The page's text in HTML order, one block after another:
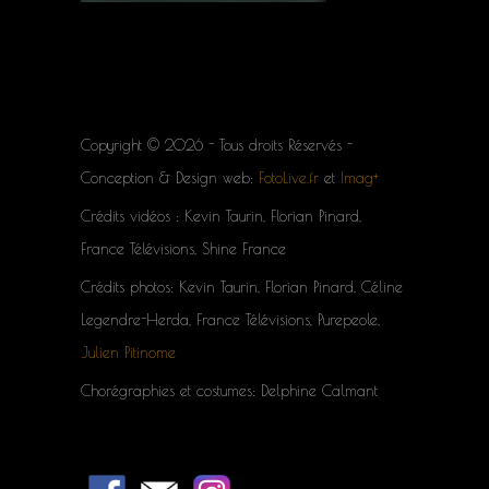
Copyright © 2026 - Tous droits Réservés -
Conception & Design web: FotoLive.fr et Imag+
Crédits vidéos : Kevin Taurin, Florian Pinard,
France Télévisions, Shine France
Crédits photos: Kevin Taurin, Florian Pinard, Céline
Legendre-Herda, France Télévisions, Purepeole,
Julien Pitinome
Chorégraphies et costumes: Delphine Calmant